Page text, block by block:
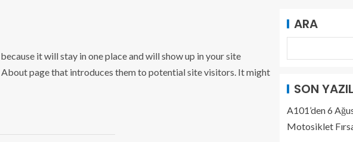
it will stay in one place and will show up in your site
page that introduces them to potential site visitors. It might
ARA
SON
A101’den 6
Motosiklet